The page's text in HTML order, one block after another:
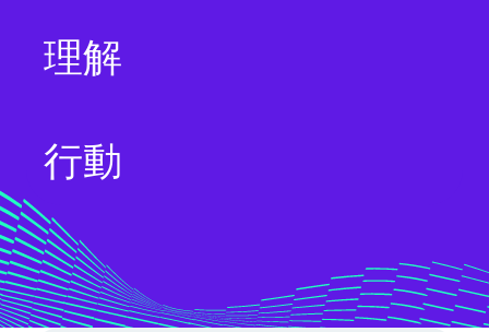
理解
ての真の価値を明らかにしていきましょう。自
動テキスト分析を活用することで、過去の経緯
や発言の意図、将来的な影響といった背景を考
行動
ョンへとつなげましょう。エクスペリエンスエ
ージェントが現場を支援し、設定された権限に
基づいて対応。良好な関係性を保ちつつ、数字
として実感できる具体的な成果を創出します。